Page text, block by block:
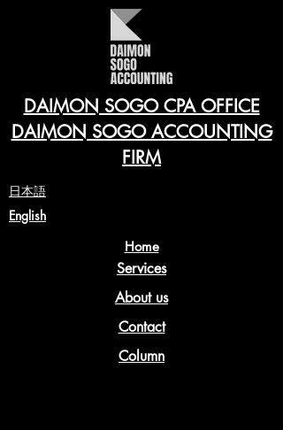
DAIMON SOGO CPA OFFICE
DAIMON SOGO ACCOUNTING
FIRM
​日本語
English
Home
Services
About us
Contact
Column